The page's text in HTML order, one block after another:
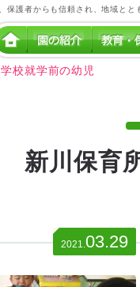
護者からも信頼され、地域とと
校就学前の幼児
新川保育
2021.03.29